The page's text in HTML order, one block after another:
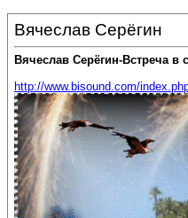
Вячеслав Серёгин
Вячеслав Серёгин-Встреча в
http://www.bisound.com/